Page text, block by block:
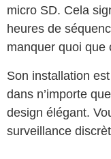
micro SD. Cela
heures de
manquer quoi que
Son installation
dans n’importe
design élégant.
surveillance